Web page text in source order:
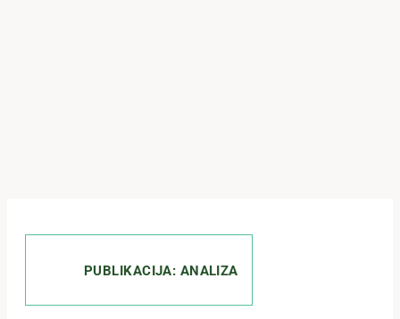
PUBLIKACIJA: ANALIZA